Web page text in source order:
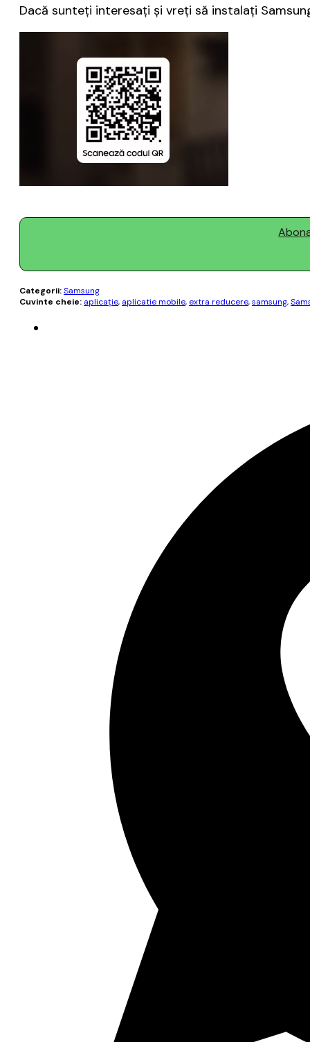
Dacă sunteţi interesaţi şi vreţi să instalaţi
Categorii:Samsung
Cuvinte cheie: aplicaţie, aplicatie mobile, extra reducere,samsung,